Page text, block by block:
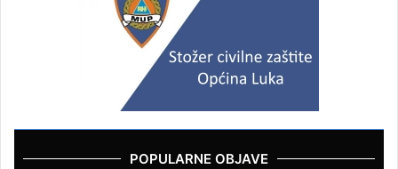
POPULARNE OBJAVE